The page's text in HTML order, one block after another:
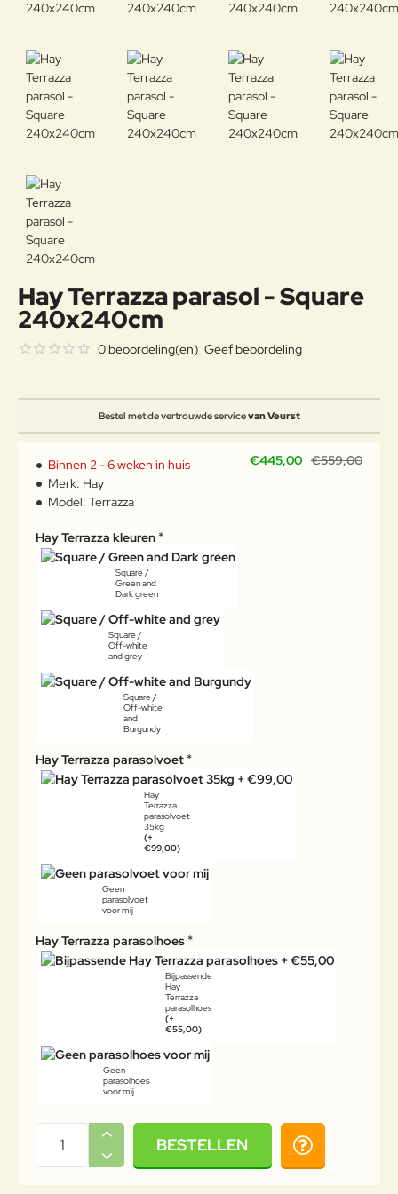
Hay Terrazza parasol - Square
240x240cm
Bestel met de vertrouwde servicevan Veurst
0 beoordeling(en) Geef beoordeling
€445,00 €559,00
Binnen 2 - 6 weken in huis
Merk: Hay
Model: Terrazza
Hay Terrazza kleuren
Square /
Green and
Dark green
Square /
Off-white
and grey
Square /
Off-white
and
Burgundy
Hay Terrazza parasolvoet
Hay
Terrazza
parasolvoet
35kg
(+
€99,00)
Geen
parasolvoet
voor mij
Hay Terrazza parasolhoes
Bijpassende
Hay
Terrazza
parasolhoes
(+
€55,00)
Geen
parasolhoes
voor mij
BESTELLEN